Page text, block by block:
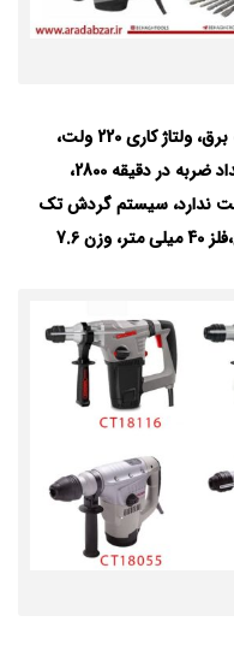
بتن‌کن دو کاره، توان 1250 وات، منبع تغذیه برق، ولتاژ کاری 220 ولت،
سرعت گردش آزاد0-450 دور در دقیقه، تعداد ضربه در دقیقه 2800،
ندارد، سیستم گردش تک
جهت، ظرفیت سوراخکاری در چوب،مصالح،فلز 40 میلی متر، وزن 7.6